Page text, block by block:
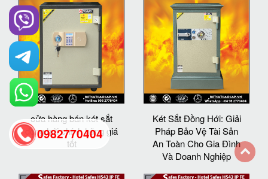
cửa hàng bán két sắt
đồng hới chính hãng giá
tốt
Két Sắt Đồng Hới: Giải
Pháp Bảo Vệ Tài Sản
An Toàn Cho Gia Đình
Và Doanh Nghiệp
0982770404
back